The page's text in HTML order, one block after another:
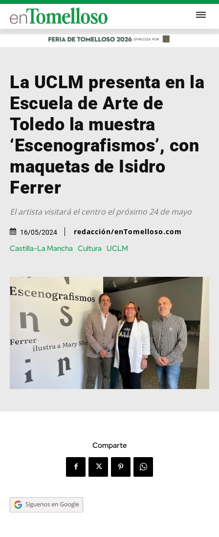
La UCLM presenta en la
Escuela de Arte de
Toledo la muestra
‘Escenografismos’, con
maquetas de Isidro
Ferrer
El artista visitará el centro el próximo 24 de mayo
16/05/2024 redacción/enTomelloso.com
Castilla-La Mancha Cultura UCLM
Comparte